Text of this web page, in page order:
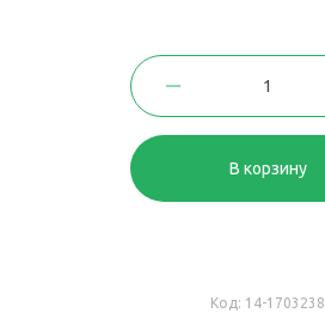
В корзину
Код: 14-1703238